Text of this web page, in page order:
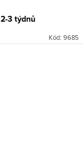
2-3 týdnů
Kód: 9685